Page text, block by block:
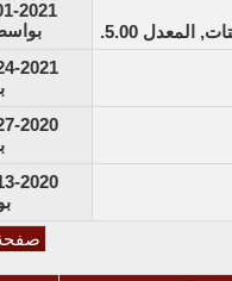
2021
2021
2020
2020
صفحة 1